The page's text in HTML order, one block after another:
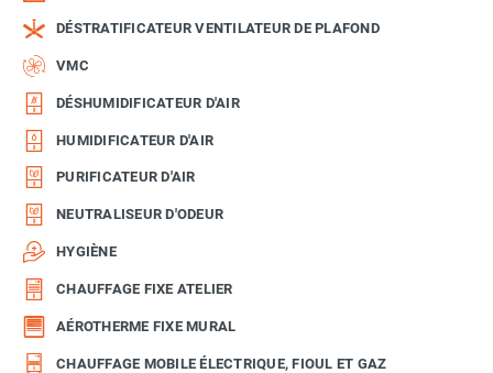
DÉSTRATIFICATEUR VENTILATEUR DE PLAFOND
VMC
DÉSHUMIDIFICATEUR D'AIR
HUMIDIFICATEUR D'AIR
PURIFICATEUR D'AIR
NEUTRALISEUR D'ODEUR
HYGIÈNE
CHAUFFAGE FIXE ATELIER
AÉROTHERME FIXE MURAL
CHAUFFAGE MOBILE ÉLECTRIQUE, FIOUL ET GAZ